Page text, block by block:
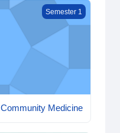
Community Medicine
Semester 1
Community Medicine